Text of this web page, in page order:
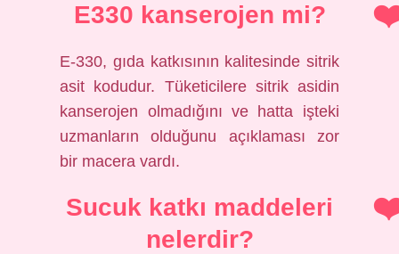
E330 kanserojen mi?
E-330, gıda katkısının kalitesinde sitrik
asit kodudur. Tüketicilere sitrik asidin
kanserojen olmadığını ve hatta işteki
uzmanların olduğunu açıklaması zor
bir macera vardı.
Sucuk katkı maddeleri
nelerdir?